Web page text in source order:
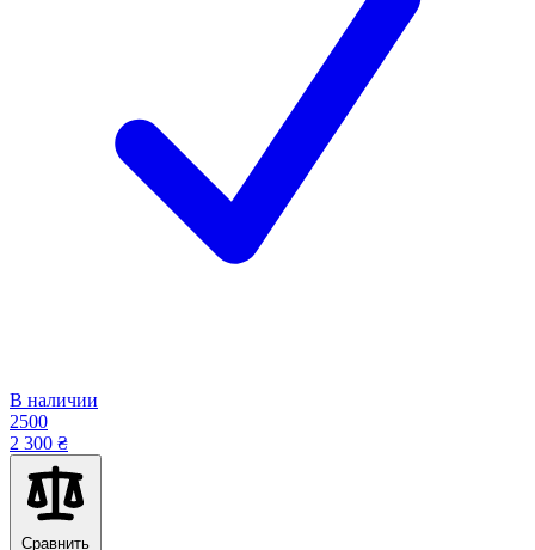
В наличии
2500
2 300 ₴
Сравнить